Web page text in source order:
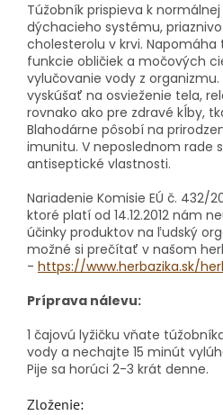
Túžobník prispieva k
dýchacieho systému,
cholesterolu v krvi.
funkcie obličiek a močových
vylučovanie vody z organizmu.
vyskúšať na osvieženie tela,
rovnako ako pre zdravé kĺby,
Blahodárne pôsobí na
imunitu. V neposlednom rade
antiseptické vlastnosti.
Nariadenie Komisie EÚ č. 432/
ktoré platí od 14.12.2012 nám
účinky produktov na ľudský
možné si prečítať v našom
- https://www.herbazika.sk/
Príprava nálevu:
1 čajovú lyžičku vňate
vody a nechajte 15 minút
Pije sa horúci 2-3 krát denne.
Zloženie: